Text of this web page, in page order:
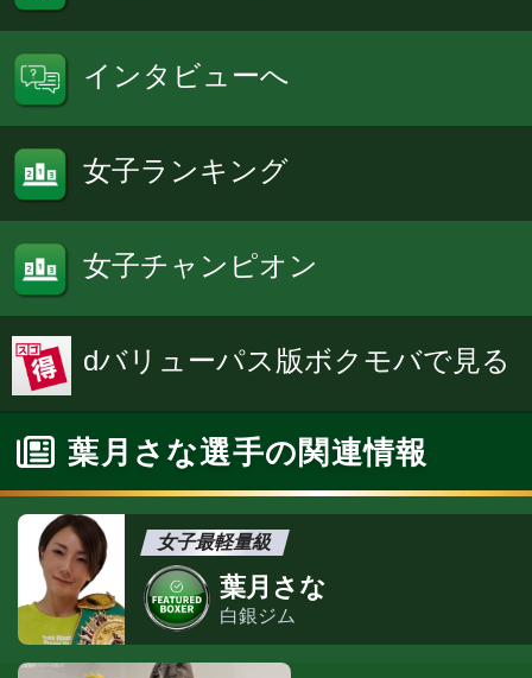
インタビューへ
女子ランキング
女子チャンピオン
dバリューパス版ボクモバで見る
葉月さな選手の関連情報
女子最軽量級
葉月さな
白銀ジム